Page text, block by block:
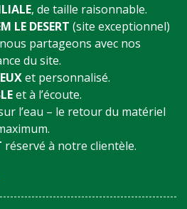
, de taille raisonnable.
LE DESERT (site exceptionnel)
partageons avec nos
du site.
et personnalisé.
et à l’écoute.
l’eau – le retour du matériel
réservé à notre clientèle.